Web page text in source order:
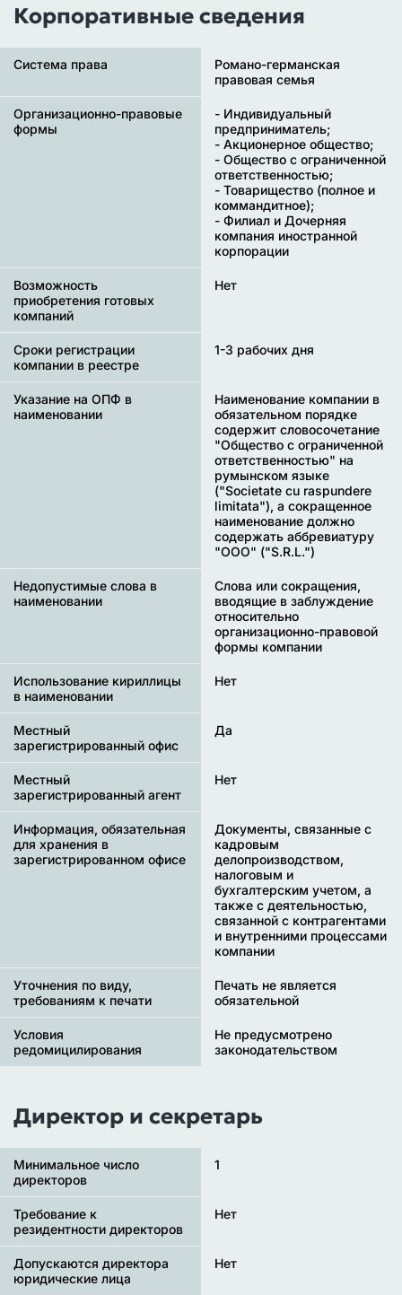
Корпоративные сведения
Система права
Романо-германская
правовая семья
Организационно-правовые
формы
- Индивидуальный
предприниматель;
- Акционерное общество;
- Общество с ограниченной
ответственностью;
- Товарищество (полное и
коммандитное);
- Филиал и Дочерняя
компания иностранной
корпорации
Возможность
приобретения готовых
компаний
Нет
Сроки регистрации
компании в реестре
1-3 рабочих дня
Указание на ОПФ в
наименовании
Наименование компании в
обязательном порядке
содержит словосочетание
"Общество с ограниченной
ответственностью" на
румынском языке
("Societate cu raspundere
limitata"), а сокращенное
наименование должно
содержать аббревиатуру
"OOO" ("S.R.L.")
Недопустимые слова в
наименовании
Cлова или сокращения,
вводящие в заблуждение
относительно
организационно-правовой
формы компании
Использование кириллицы
в наименовании
Нет
Местный
зарегистрированный офис
Да
Местный
зарегистрированный агент
Нет
Информация, обязательная
для хранения в
зарегистрированном офисе
Документы, связанные с
кадровым
делопроизводством,
налоговым и
бухгалтерским учетом, а
также с деятельностью,
связанной с контрагентами
и внутренними процессами
компании
Уточнения по виду,
требованиям к печати
Печать не является
обязательной
Условия
редомицилирования
Не предусмотрено
законодательством
Директор и секретарь
Минимальное число
директоров
1
Требование к
резидентности директоров
Нет
Допускаются директора
юридические лица
Нет